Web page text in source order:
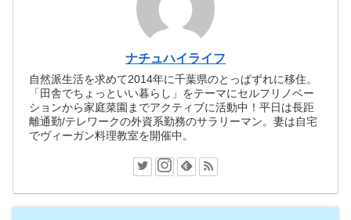
ナチュハイライフ
自然派生活を求めて2014年に千葉県のとっぱずれに移住。
「田舎でちょっといい暮らし」をテーマにセルフリノベー
ションから家庭菜園までアクティブに活動中！平日は長距
離通勤/テレワークの外資系勤務のサラリーマン。妻は自宅
でヴィーガン料理教室を開催中。